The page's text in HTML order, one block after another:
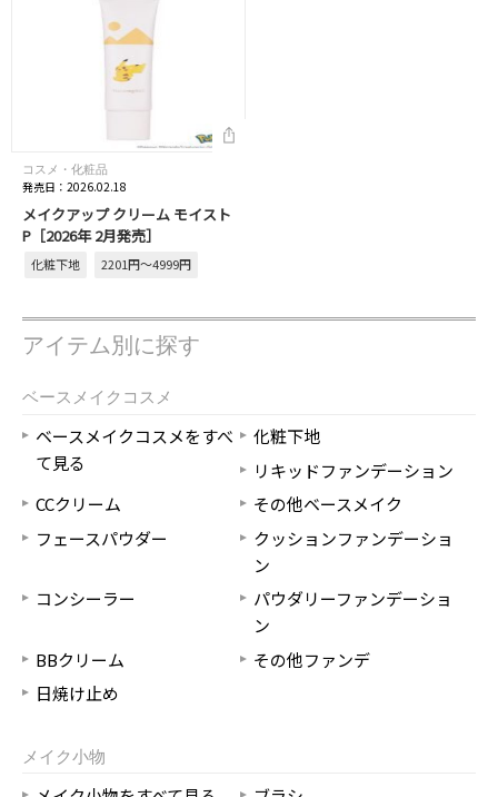
コスメ・化粧品
発売日：2026.02.18
メイクアップ クリーム モイスト
P［2026年 2月発売］
化粧下地 2201円～4999円
アイテム別に探す
ベースメイクコスメ
ベースメイクコスメをすべ
て見る
化粧下地
リキッドファンデーション
CCクリーム
その他ベースメイク
フェースパウダー
クッションファンデーショ
ン
コンシーラー
パウダリーファンデーショ
ン
BBクリーム
その他ファンデ
日焼け止め
メイク小物